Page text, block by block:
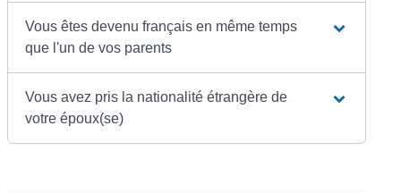
Vous êtes devenu français en même temps
que l'un de vos parents
Vous avez pris la nationalité étrangère de
votre époux(se)